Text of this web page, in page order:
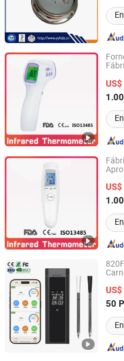
Ningbo Ranor Medical
Zhejiang, China
Ningbo Ranor Medical
Zhejiang, China
50
Shenzhen Goldgood
Guangdong, China